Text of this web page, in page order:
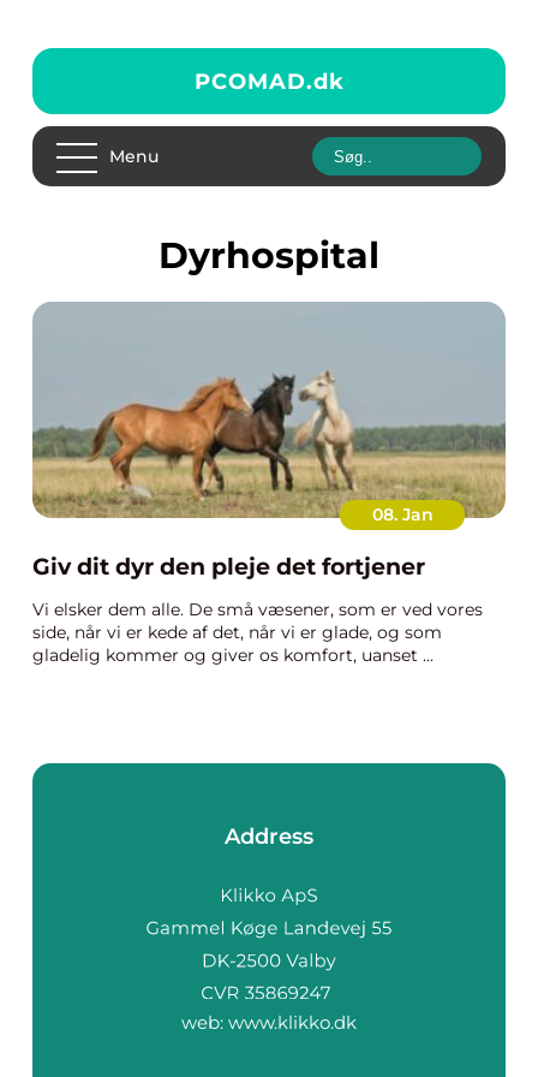
PCOMAD.dk
Menu
dyrhospital
08. Jan
Giv dit dyr den pleje det fortjener
Vi elsker dem alle. De små væsener, som er ved vores
side, når vi er kede af det, når vi er glade, og som
gladelig kommer og giver os komfort, uanset ...
Address
web: www.klikko.dk